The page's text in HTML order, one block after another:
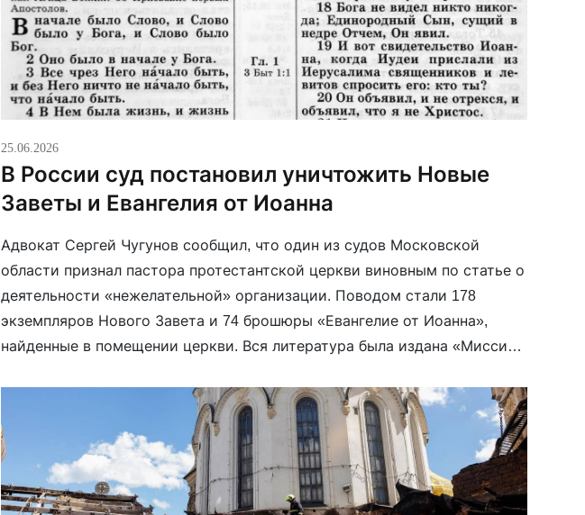
25.06.2026
В России суд постановил уничтожить Новые
Заветы и Евангелия от Иоанна
Адвокат Сергей Чугунов сообщил, что один из судов Московской
области признал пастора протестантской церкви виновным по статье о
деятельности «нежелательной» организации. Поводом стали 178
экземпляров Нового Завета и 74 брошюры «Евангелие от Иоанна»,
найденные в помещении церкви. Вся литература была издана «Миссией
Защита указывала, что речь идет о […]